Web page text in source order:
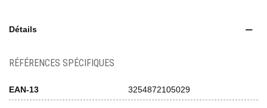
Détails
RÉFÉRENCES SPÉCIFIQUES
EAN-13 3254872105029